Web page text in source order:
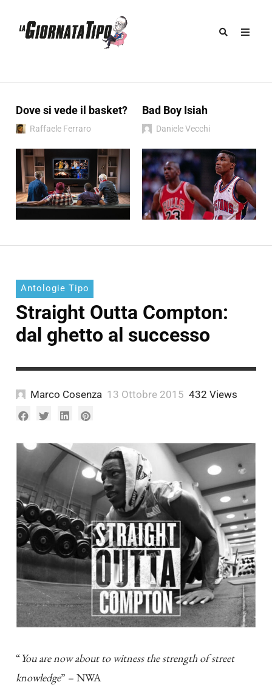
Dove si vede il basket?
Raffaele Ferraro
Bad Boy Isiah
Daniele Vecchi
Antologie Tipo
Straight Outta Compton:
dal ghetto al successo
Marco Cosenza 13 Ottobre 2015 432 Views
“You are now about to witness the strength of street
knowledge” – NWA